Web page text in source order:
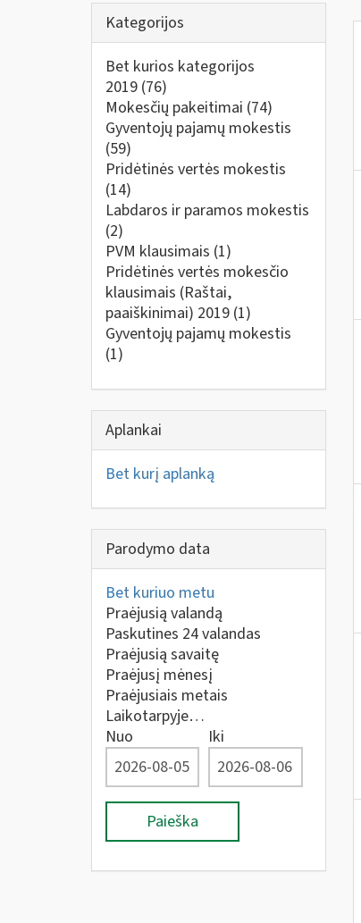
Kategorijos
Bet kurios kategorijos
2019 (76)
Mokesčių pakeitimai (74)
Gyventojų pajamų mokestis
(59)
Pridėtinės vertės mokestis
(14)
Labdaros ir paramos mokestis
(2)
PVM klausimais (1)
Pridėtinės vertės mokesčio
klausimais (Raštai,
paaiškinimai) 2019 (1)
Gyventojų pajamų mokestis
(1)
Aplankai
Bet kurį aplanką
Parodymo data
Bet kuriuo metu
Praėjusią valandą
Paskutines 24 valandas
Praėjusią savaitę
Praėjusį mėnesį
Praėjusiais metais
Laikotarpyje…
Nuo
Iki
Paieška